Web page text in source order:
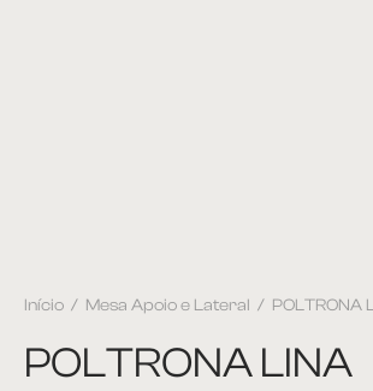
Início / Mesa Apoio e Lateral / POLTRONA
POLTRONA LINA